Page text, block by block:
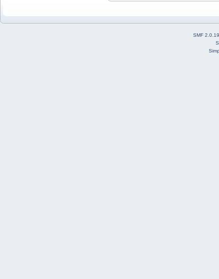
SMF 2.0.19